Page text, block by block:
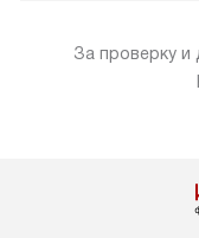
«в наличии»
покупателю в
После 100%
За проверку и